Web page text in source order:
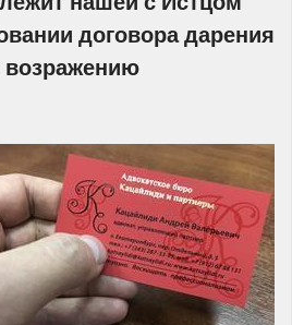
договора дарения
возражению